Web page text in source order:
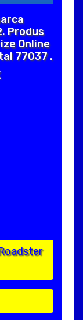
Produs
Online
77037 .